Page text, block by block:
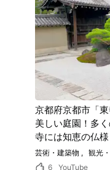
京都府京都市「
美しい庭園！多
寺には知恵の仏
る。
芸術・建築物
観光
6
YouTube